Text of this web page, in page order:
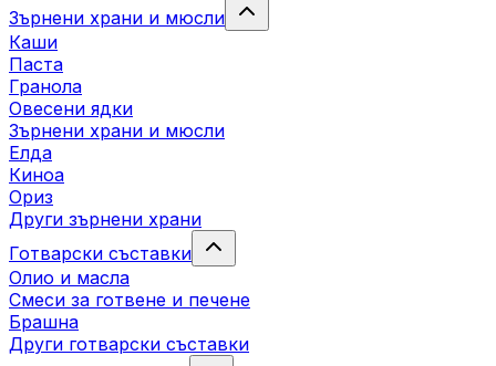
Зърнени храни и мюсли
Каши
Паста
Гранола
Овесени ядки
Зърнени храни и мюсли
Елда
Киноа
Ориз
Други зърнени храни
Готварски съставки
Олио и масла
Смеси за готвене и печене
Брашна
Други готварски съставки